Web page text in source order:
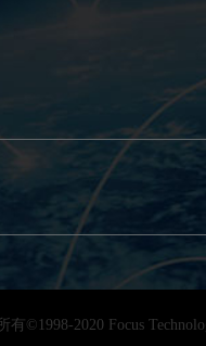
有©1998-2020 Focus